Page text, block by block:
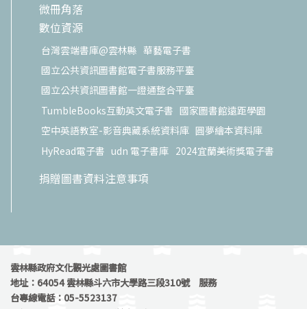
微冊角落
數位資源
台灣雲端書庫@雲林縣 華藝電子書
國立公共資訊圖書館電子書服務平臺
國立公共資訊圖書館一證通整合平臺
TumbleBooks互動英文電子書 國家圖書館遠距學園
空中英語教室-影音典藏系統資料庫 圓夢繪本資料庫
HyRead電子書 udn 電子書庫 2024宜蘭美術獎電子書
捐贈圖書資料注意事項
雲林縣政府文化觀光處圖書館
地址：64054 雲林縣斗六市大學路三段310號 服務
台專線電話：05-5523137